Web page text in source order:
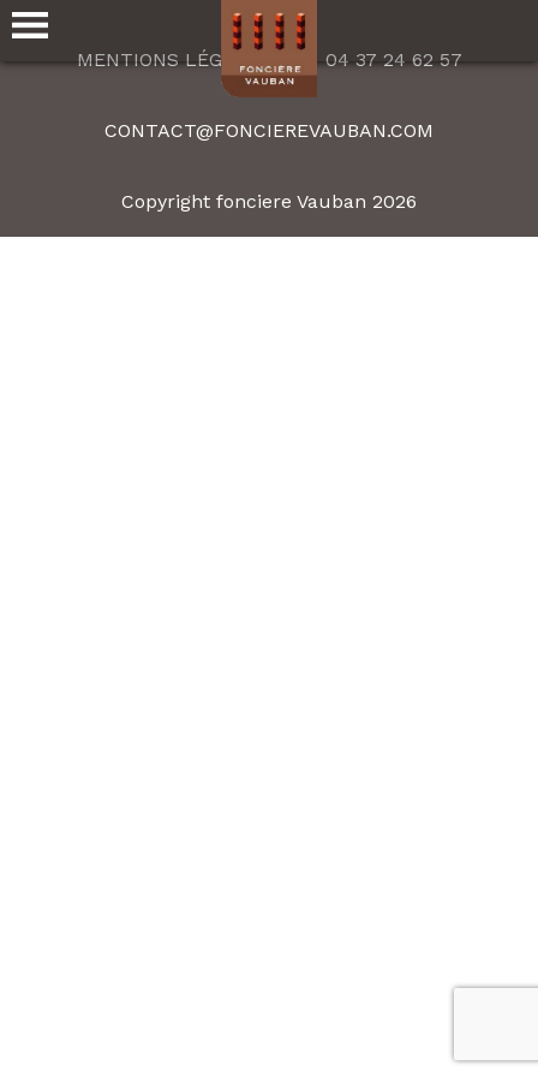
MENTIONS LÉGALES 04 37 24 62 57
CONTACT@FONCIEREVAUBAN.COM
Copyright fonciere Vauban 2026